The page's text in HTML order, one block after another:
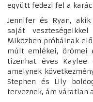
együtt fedezi fel a
Jennifer és Ryan,
saját
Miközben próbálnak
múlt emlékei, örömei
tizenhat éves Kaylee
amelynek
Stephen és Lily
terveznek, ám váratlan